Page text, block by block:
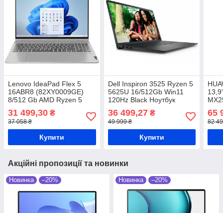
Lenovo IdeaPad Flex 5
16ABR8 (82XY0009GE)
8/512 Gb AMD Ryzen 5
7530U Ноутбук
31 499,30 ₴
37 058 ₴
Купити
Dell Inspiron 3525 Ryzen 5
5625U 16/512Gb Win11
120Hz Black Ноутбук
36 499,27₴
49 999 ₴
Купити
65
82
Акційні пропозиції та новинки
Новинка –20% Новинка –20%